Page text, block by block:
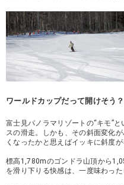
ワールドカップだって開けそう
富士見パノラマリゾートの“キモ”
スの滑走。しかも、その斜面変化
くなったかと思えばイッキに斜度が
標高1,780mのゴンドラ山頂から
を滑り下りる快感は、一度味わった